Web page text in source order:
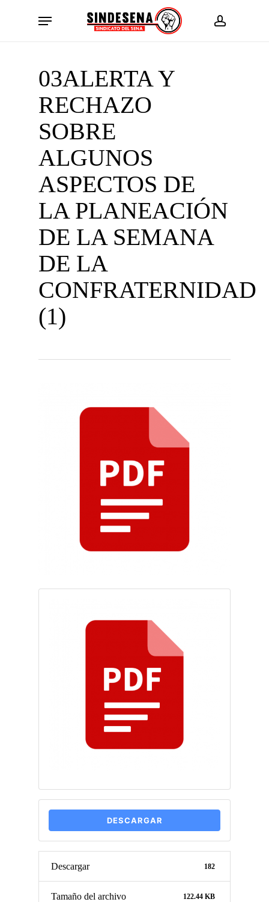
account
Menu
03ALERTA Y
RECHAZO
SOBRE
ALGUNOS
ASPECTOS DE
LA PLANEACIÓN
DE LA SEMANA
DE LA
CONFRATERNIDAD
(1)
DESCARGAR
Descargar 182
Tamaño del archivo 122.44 KB